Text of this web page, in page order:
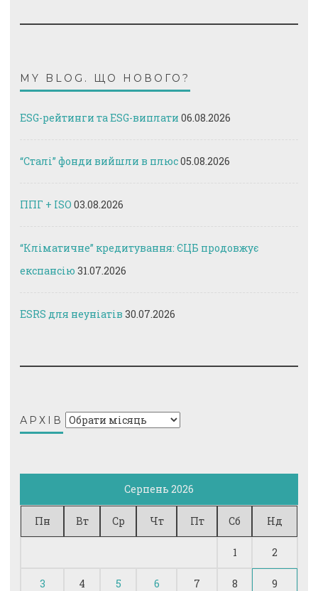
MY BLOG. ЩО НОВОГО?
ESG-рейтинги та ESG-виплати 06.08.2026
“Сталі” фонди вийшли в плюс05.08.2026
ППГ + ISO 03.08.2026
“Кліматичне” кредитування: ЄЦБ продовжує
експансію 31.07.2026
ESRS для неуніатів 30.07.2026
АРХІВ Архів
Серпень 2026
Пн Вт Ср Чт Пт Сб Нд
1 2
3 4 5 6 7 8 9